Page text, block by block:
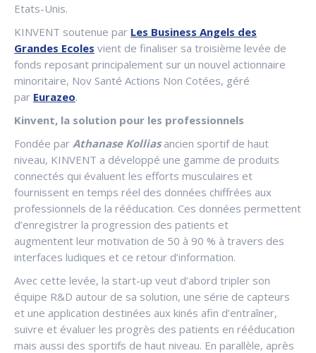
Etats-Unis.
KINVENT soutenue par Les Business Angels des
Grandes Ecoles vient de finaliser sa troisième levée de
fonds reposant principalement sur un nouvel actionnaire
minoritaire, Nov Santé Actions Non Cotées, géré
par Eurazeo.
Kinvent, la solution pour les professionnels
Fondée par Athanase Kolliasancien sportif de haut
niveau, KINVENT a développé une gamme de produits
connectés qui évaluent les efforts musculaires et
fournissent en temps réel des données chiffrées aux
professionnels de la rééducation. Ces données permettent
d’enregistrer la progression des patients et
augmentent leur motivation de 50 à 90 % à travers des
interfaces ludiques et ce retour d’information.
Avec cette levée, la start-up veut d’abord tripler son
équipe R&D autour de sa solution, une série de capteurs
et une application destinées aux kinés afin d’entraîner,
suivre et évaluer les progrès des patients en rééducation
mais aussi des sportifs de haut niveau. En parallèle, après